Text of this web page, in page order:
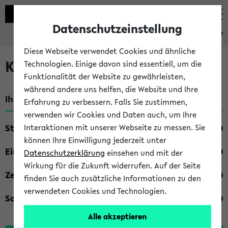
eKVV
Kombisuche im eKVV
Ihre Suchkriterien:
Studienfach
Einrichtung
Zeiten
Sonstiges
Datenschutzeinstellung
Diese Webseite verwendet Cookies und ähnliche
Technologien. Einige davon sind essentiell, um die
Funktionalität der Website zu gewährleisten,
während andere uns helfen, die Website und Ihre
Erfahrung zu verbessern. Falls Sie zustimmen,
verwenden wir Cookies und Daten auch, um Ihre
Interaktionen mit unserer Webseite zu messen. Sie
können Ihre Einwilligung jederzeit unter
Datenschutzerklärung einsehen und mit der
Wirkung für die Zukunft widerrufen. Auf der Seite
finden Sie auch zusätzliche Informationen zu den
verwendeten Cookies und Technologien.
Alle akzeptieren